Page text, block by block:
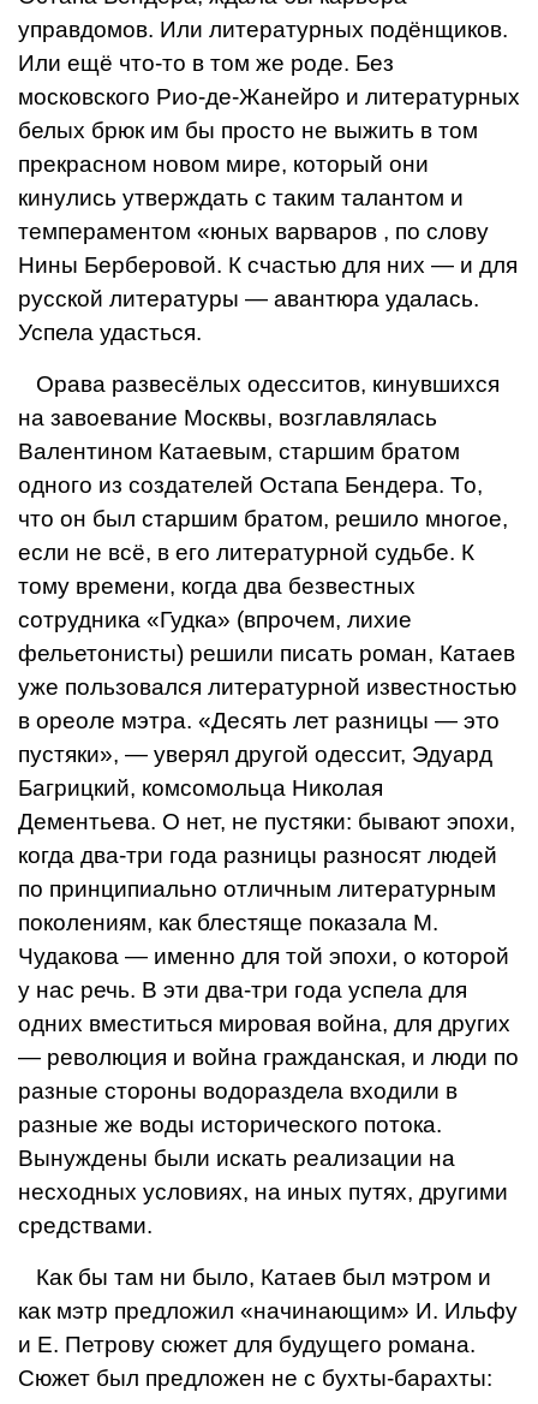
управдомов. Или ли­тературных подёнщиков.
Или ещё что-то в том же роде. Без
московского Рио-де-Жа­нейро и литературных
белых брюк им бы просто не выжить в том
прекрасном новом мире, который они
кинулись утверждать с таким талантом и
темпераментом «юных варваров , по слову
Нины Берберовой. К счас­тью для них — и для
русской литературы — авантюра удалась.
Успела удасться.
Орава развесёлых одесситов, кинувших­ся
на завоевание Москвы, возглавлялась
Валентином Катаевым, старшим братом
одного из создателей Остапа Бен­дера. То,
что он был старшим братом, ре­шило многое,
если не всё, в его литератур­ной судьбе. К
тому времени, когда два безвестных
сотрудника «Гудка» (впрочем, лихие
фельетони­сты) решили писать роман, Катаев
уже пользовался ли­тературной известностью
в ореоле мэтра. «Десять лет разницы — это
пустяки», — уверял другой одессит, Эду­ард
Багрицкий, комсомоль­ца Николая
Дементьева. О нет, не пустяки: бывают эпо­хи,
когда два-три года раз­ницы разносят людей
по принципиально отличным ли­тературным
поколениям, как блестяще показала М.
Чудакова — именно для той эпохи, о которой
у нас речь. В эти два-три года ус­пела для
одних вместиться мировая война, для дру­гих
— революция и война гражданская, и люди по
разные стороны водоразде­ла входили в
разные же воды исторического потока.
Вынуждены были искать ре­ализации на
несходных ус­ловиях, на иных путях, дру­гими
средствами.
Как бы там ни было, Катаев был мэтром и
как мэтр предложил «начинаю­щим» И. Ильфу
и Е. Петрову сюжет для бу­дущего романа.
Сюжет был предложен не с бухты-барахты: